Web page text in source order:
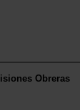
Obreras